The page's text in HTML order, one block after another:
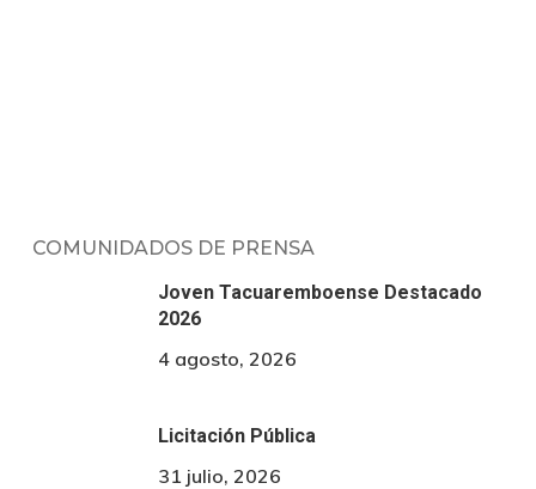
COMUNIDADOS DE PRENSA
Joven Tacuaremboense Destacado
2026
4 agosto, 2026
Licitación Pública
31 julio, 2026